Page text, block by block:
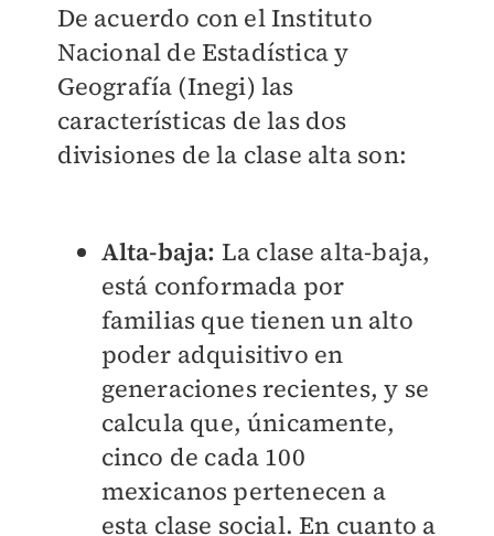
De acuerdo con el Instituto
Nacional de Estadística y
Geografía (Inegi) las
características de las dos
divisiones de la clase alta son:
Alta-baja: La clase alta-baja,
está conformada por
familias que tienen un alto
poder adquisitivo en
generaciones recientes, y se
calcula que, únicamente,
cinco de cada 100
mexicanos pertenecen a
esta clase social. En cuanto a